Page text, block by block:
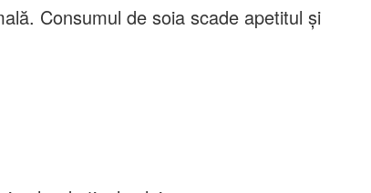
Consumul de soia scade apetitul și